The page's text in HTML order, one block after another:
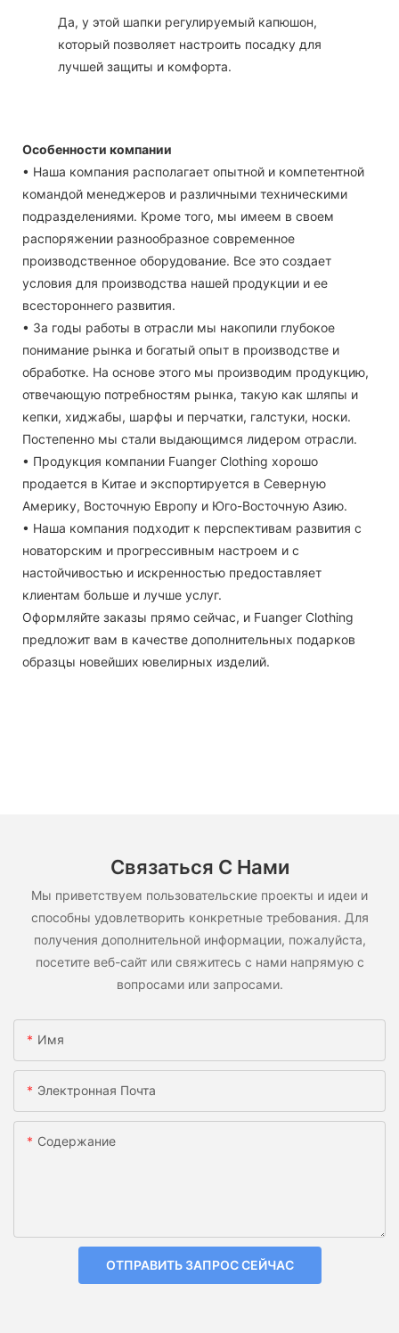
Да, у этой шапки регулируемый капюшон,
который позволяет настроить посадку для
лучшей защиты и комфорта.
Особенности компании
• Наша компания располагает опытной и компетентной
командой менеджеров и различными техническими
подразделениями. Кроме того, мы имеем в своем
распоряжении разнообразное современное
производственное оборудование. Все это создает
условия для производства нашей продукции и ее
всестороннего развития.
• За годы работы в отрасли мы накопили глубокое
понимание рынка и богатый опыт в производстве и
обработке. На основе этого мы производим продукцию,
отвечающую потребностям рынка, такую ​​как шляпы и
кепки, хиджабы, шарфы и перчатки, галстуки, носки.
Постепенно мы стали выдающимся лидером отрасли.
• Продукция компании Fuanger Clothing хорошо
продается в Китае и экспортируется в Северную
Америку, Восточную Европу и Юго-Восточную Азию.
• Наша компания подходит к перспективам развития с
новаторским и прогрессивным настроем и с
настойчивостью и искренностью предоставляет
клиентам больше и лучше услуг.
Оформляйте заказы прямо сейчас, и Fuanger Clothing
предложит вам в качестве дополнительных подарков
образцы новейших ювелирных изделий.
Связаться С Нами
Мы приветствуем пользовательские проекты и идеи и
способны удовлетворить конкретные требования. Для
получения дополнительной информации, пожалуйста,
посетите веб-сайт или свяжитесь с нами напрямую с
вопросами или запросами.
Имя
Электронная Почта
Содержание
ОТПРАВИТЬ ЗАПРОС СЕЙЧАС